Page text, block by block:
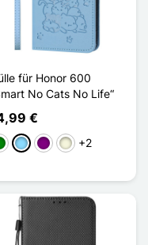
für Honor 600
No Cats No Life“
€
HellblauViolettBeige
+2